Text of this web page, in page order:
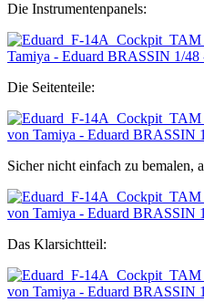
Die Instrumentenpanels:
Die Seitenteile:
Sicher nicht einfach zu bemalen,
Das Klarsichtteil: